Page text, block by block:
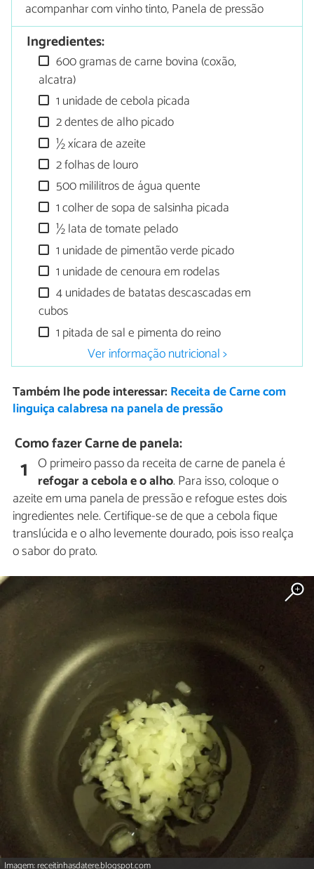
acompanhar com vinho tinto, Panela de pressão
Ingredientes:
600 gramas de carne bovina (coxão,
alcatra)
1 unidade de cebola picada
2 dentes de alho picado
½ xícara de azeite
2 folhas de louro
500 mililitros de água quente
1 colher de sopa de salsinha picada
½ lata de tomate pelado
1 unidade de pimentão verde picado
1 unidade de cenoura em rodelas
4 unidades de batatas descascadas em
cubos
1 pitada de sal e pimenta do reino
Ver informação nutricional >
Também lhe pode interessar: Receita de Carne com
linguiça calabresa na panela de pressão
Como fazer Carne de panela:
1 O primeiro passo da receita de carne de panela é
refogar a cebola e o alho. Para isso, coloque o
azeite em uma panela de pressão e refogue estes dois
ingredientes nele. Certifique-se de que a cebola fique
translúcida e o alho levemente dourado, pois isso realça
o sabor do prato.
Imagem: receitinhasdatere.blogspot.com